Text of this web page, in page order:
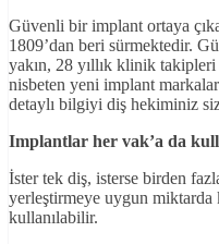
Güvenli bir implant ortaya
1809’dan beri sürmektedir.
yakın, 28 yıllık klinik
nisbeten yeni implant
detaylı bilgiyi diş hekiminiz
Implantlar her vak’a da
İster tek diş, isterse birden
yerleştirmeye uygun
kullanılabilir.